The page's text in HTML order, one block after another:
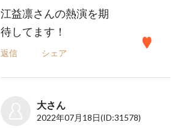
江益凛さんの熱演を期
待してます！
返信 シェア
大さん
2022年07月18日(ID:31578)